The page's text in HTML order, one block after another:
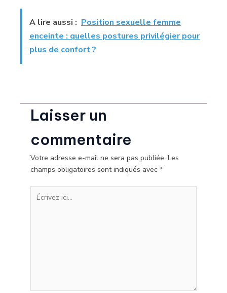
A lire aussi : Position sexuelle femme
enceinte : quelles postures privilégier pour
plus de confort ?
Laisser un
commentaire
Votre adresse e-mail ne sera pas publiée. Les
champs obligatoires sont indiqués avec *
Écrivez
ici…